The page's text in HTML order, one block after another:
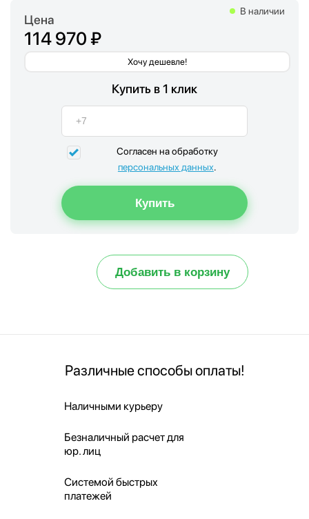
Цена
114 970 ₽
Хочу дешевле!
В наличии
Купить в 1 клик
Согласен на обработку
персональных данных.
Добавить в корзину
Различные способы оплаты!
Наличными курьеру
Безналичный расчет для
юр. лиц
Системой быстрых
платежей